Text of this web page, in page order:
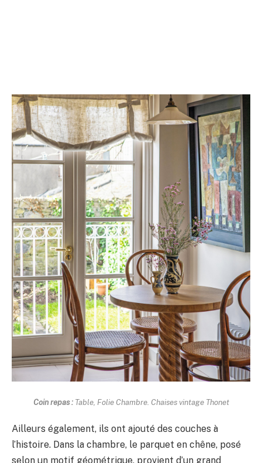
Coin repas :Table, Folie Chambre. Chaises vintage Thonet
Ailleurs également, ils ont ajouté des couches à
l’histoire. Dans la chambre, le parquet en chêne, posé
selon un motif géométrique, provient d’un grand